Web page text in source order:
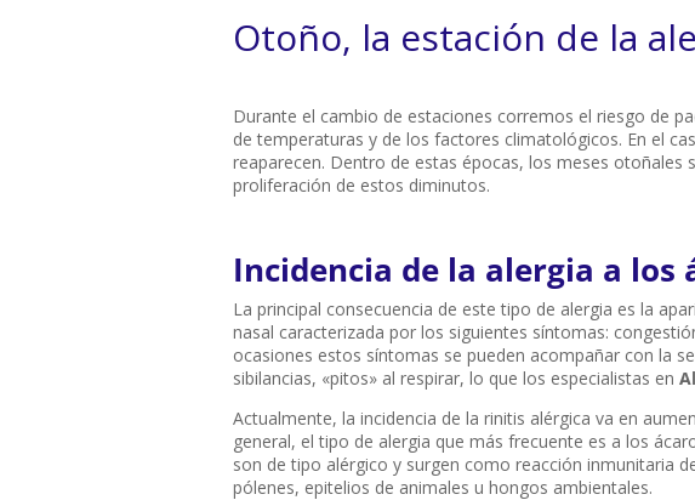
Otoño, la estación de la
Durante el cambio de estaciones corremos el riesgo de
de temperaturas y de los factores climatológicos. En el
reaparecen. Dentro de estas épocas, los meses
proliferación de estos diminutos.
Incidencia de la alergia a los
La principal consecuencia de este tipo de alergia es la
nasal caracterizada por los siguientes síntomas:
ocasiones estos síntomas se pueden acompañar con la
sibilancias, «pitos» al respirar, lo que los especialistas en
Actualmente, la incidencia de la rinitis alérgica va en
general, el tipo de alergia que más frecuente es a los
son de tipo alérgico y surgen como reacción inmunitaria
pólenes, epitelios de animales u hongos ambientales.